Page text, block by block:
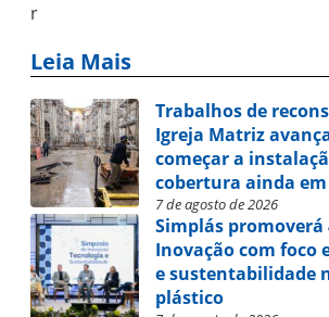
r
Leia Mais
Trabalhos de
Igreja Matriz
começar a
cobertura ainda
7 de agosto de 2026
Simplás promoverá
Inovação com foco
e sustentabilidade
plástico